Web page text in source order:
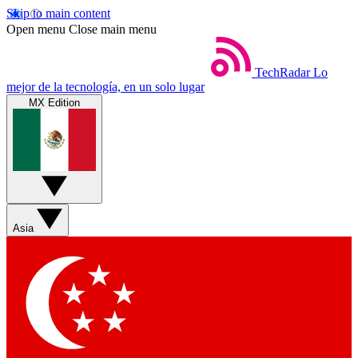
Skip to main content
Open menu Close main menu
TechRadar Lo
mejor de la tecnología, en un solo lugar
MX Edition
Asia